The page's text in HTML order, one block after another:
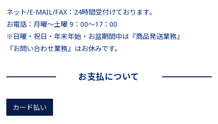
ネット/E-MAIL/FAX：24時間受付けております。
お電話：月曜～土曜 9：00～17：00
※日曜・祝日・年末年始・お盆期間中は『商品発送業務』
『お問い合わせ業務』はお休みです。
お支払について
カード払い